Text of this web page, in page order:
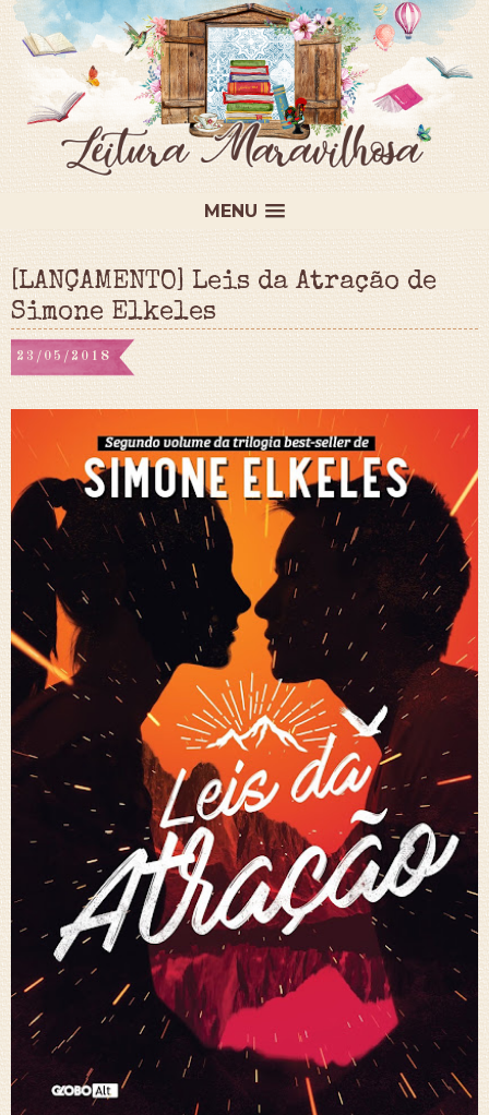
MENU
[LANÇAMENTO] Leis da Atração de
Simone Elkeles
23/05/2018